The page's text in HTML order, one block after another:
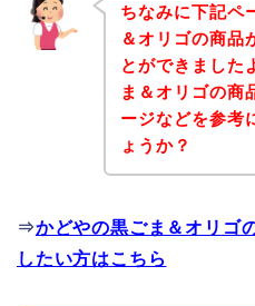
ちなみに下記ペ
＆オリゴの商品
とができました
ま＆オリゴの商
ージなどを参考
ょうか？
⇒かどやの黒ごま＆オリゴ
したい方はこちら